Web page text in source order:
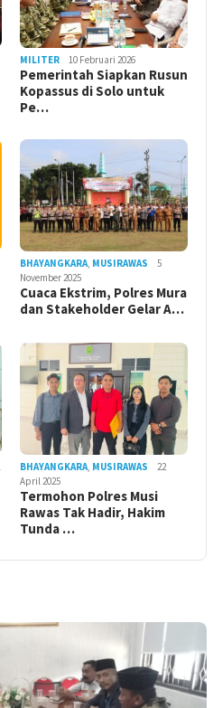
MILITER 10 Februari 2026
Pemerintah Siapkan Rusun
Kopassus di Solo untuk
Pe…
BHAYANGKARA MUSIRAWAS
5
November 2025
Cuaca Ekstrim, Polres Mura
dan Stakeholder Gelar A…
BHAYANGKARA MUSIRAWAS
22
April 2025
Termohon Polres Musi
Rawas Tak Hadir, Hakim
Tunda …